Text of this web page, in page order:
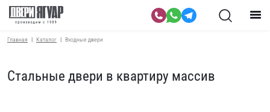
Главная Каталог Входные двери
Стальные двери в квартиру массив